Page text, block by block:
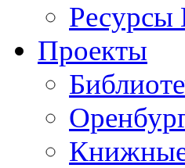
Ресурсы
Проекты
Книжные